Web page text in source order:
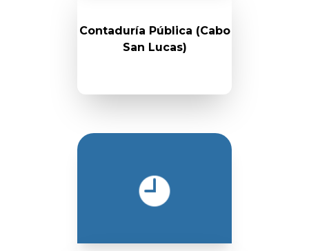
Contaduría Pública (Cabo
San Lucas)